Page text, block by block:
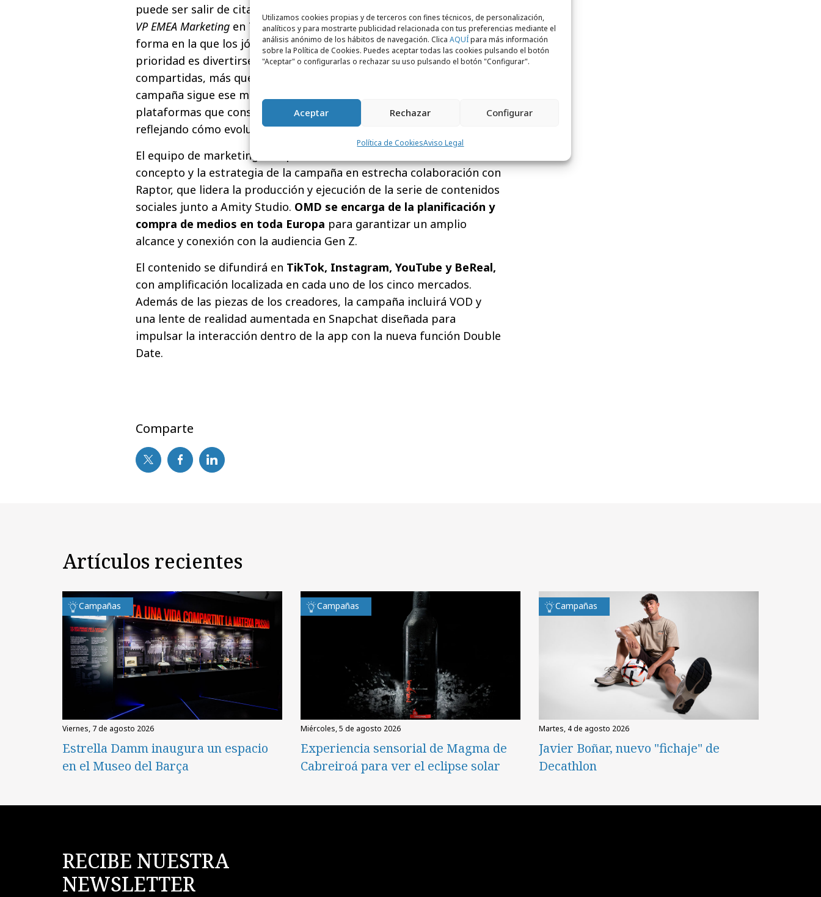
Utilizamos cookies propias y de terceros con fines técnicos, de personalización,
analíticos y para mostrarte publicidad relacionada con tus preferencias mediante el
análisis anónimo de los hábitos de navegación. Clica AQUÍpara más información
sobre la Política de Cookies. Puedes aceptar todas las cookies pulsando el botón
"Aceptar" o configurarlas o rechazar su uso pulsando el botón "Configurar".
Aceptar Rechazar Configurar
Política de CookiesAviso Legal
puede ser salir de cita con tu mejor amigo”, afirma Paolo Lorenzoni,
VP EMEA Marketing en Tinder. “Double Date refleja un cambio en la
forma en la que los jóvenes entienden las citas. Para ellos la
prioridad es divertirse, ser auténticos y vivir experiencias
compartidas, más que sentir presión o rendir cuentas. Nuestra
campaña sigue ese mismo espíritu: estar presentes en las
plataformas que consumen, con los formatos que disfrutan y
reflejando cómo evoluciona eldating".
El equipo de marketing europeo de Tinder ha desarrollado el
concepto y la estrategia de la campaña en estrecha colaboración con
Raptor, que lidera la producción y ejecución de la serie de contenidos
sociales junto a Amity Studio. OMD se encarga de la planificación y
compra de medios en toda Europa para garantizar un amplio
alcance y conexión con la audiencia Gen Z.
El contenido se difundirá en TikTok, Instagram, YouTube y BeReal,
con amplificación localizada en cada uno de los cinco mercados.
Además de las piezas de los creadores, la campaña incluirá VOD y
una lente de realidad aumentada en Snapchat diseñada para
impulsar la interacción dentro de la app con la nueva función Double
Date.
Comparte
Artículos recientes
Campañas
viernes, 7 de agosto 2026
Estrella Damm inaugura un espacio
en el Museo del Barça
Campañas
miércoles, 5 de agosto 2026
Experiencia sensorial de Magma de
Cabreiroá para ver el eclipse solar
Campañas
martes, 4 de agosto 2026
Javier Boñar, nuevo "fichaje" de
Decathlon
RECIBE NUESTRA
NEWSLETTER